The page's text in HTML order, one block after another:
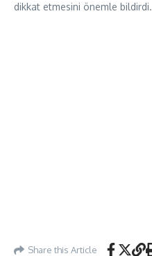
dikkat etmesini önemle bildirdi.
Share this Article